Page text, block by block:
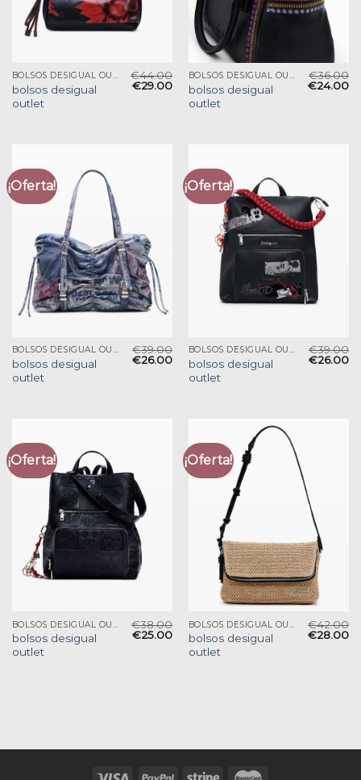
BOLSOS DESIGUAL OUTLET
bolsos desigual
outlet
€44.00
€29.00
BOLSOS DESIGUAL OUTLET
bolsos desigual
outlet
€36.00
€24.00
¡Oferta!
BOLSOS DESIGUAL OUTLET
bolsos desigual
outlet
€39.00
€26.00
¡Oferta!
BOLSOS DESIGUAL OUTLET
bolsos desigual
outlet
€39.00
€26.00
¡Oferta!
bolsos desigual
outlet
€38.00
€25.00
¡Oferta!
bolsos desigual
outlet
€42.00
€28.00